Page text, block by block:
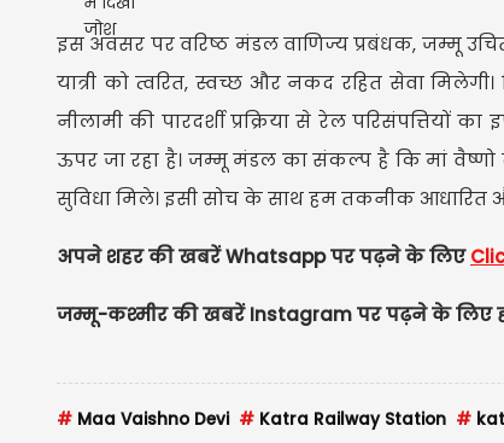
इस अवसर पर वरिष्ठ मंडल वाणिज्य प्रबंधक, जम्मू
यात्री को त्वरित, स्वच्छ और नकद रहित सेवा
नीलामी की पारदर्शी प्रक्रिया से रेल परिसंपत्तियों
ऊपर जा रहा है। जम्मू मंडल का संकल्प है कि मां वैष्णो
सुविधा मिले। इसी सोच के साथ हम तकनीक आधारित
अपने शहर की खबरें Whatsapp पर पढ़ने के लिए
जम्मू-कश्मीर की खबरें Instagram पर पढ़ने के लिए
# Maa Vaishno Devi # Katra Railway Station #